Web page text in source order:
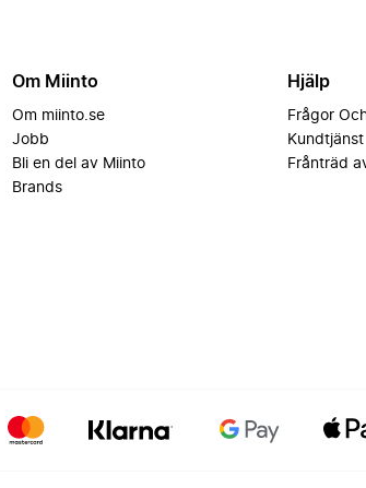
Om Miinto
Om miinto.se
Jobb
Bli en del av Miinto
Brands
Hjälp
Frågor
Kundtjänst
Frånträd